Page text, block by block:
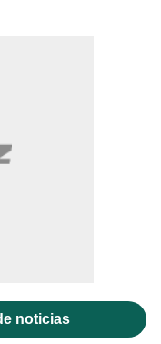
noticias